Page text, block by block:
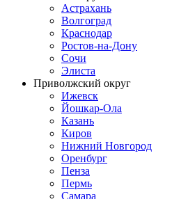
Астрахань
Волгоград
Краснодар
Ростов-на-Дону
Сочи
Элиста
Приволжский округ
Ижевск
Йошкар-Ола
Казань
Киров
Нижний Новгород
Оренбург
Пенза
Пермь
Самара